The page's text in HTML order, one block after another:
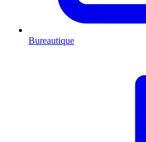
Bureautique